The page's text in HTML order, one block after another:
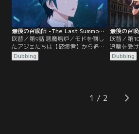
最後の召喚師 -The Last Summoner- 第09話／吹替
吹替／第9話 悪魔熔炉／モドを倒し
たアジェたちは【破壊者】から追わ
れることに。アジェの家に戻ると、
ハナの姿がない。どうやら彼女は、
Dubbing
吹替／第
追撃を受
たどり着
界中の召
Dubbing
1